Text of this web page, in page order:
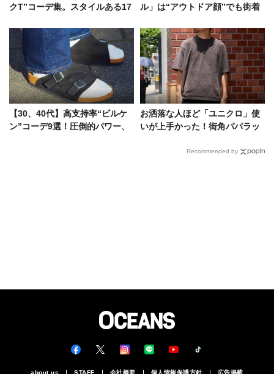
クT”コーデ集。スタイルある17
ル」は“アウトドア顔”でも街着
デ好例
【30、40代】高支持率“ビルケ
ン”コーデ9選！圧倒的パワー、
お洒落な人ほど「ユニクロ」使
いが上手かった！街角パパラッ
Recommended by
about us STAFF 会社概要 個人情報保護方針 広告掲載